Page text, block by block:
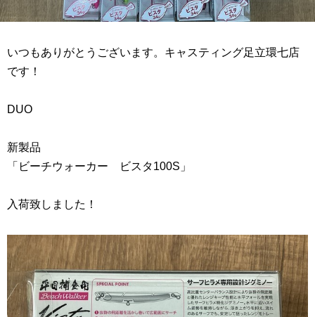
いつもありがとうございます。キャスティング足立環七店
です！
DUO
新製品
「ビーチウォーカー ビスタ100S」
入荷致しました！